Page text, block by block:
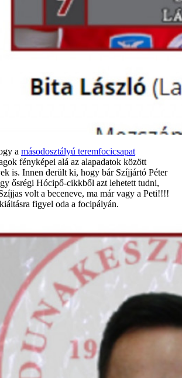
a másodosztályú teremfocicsapat
fényképei alá az alapadatok között
is. Innen derült ki, hogy bár Szíjjártó Péter
ősrégi Hócipő-cikkből azt lehetett tudni,
volt a beceneve, ma már vagy a Peti!!!!
figyel oda a focipályán.